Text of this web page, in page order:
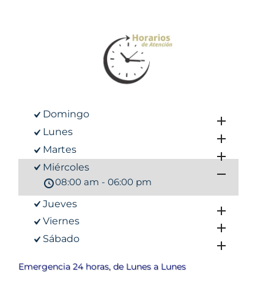
Domingo
Lunes
Martes
Miércoles
08:00 am - 06:00 pm
Jueves
Viernes
Sábado
Emergencia 24 horas, de Lunes a Lunes